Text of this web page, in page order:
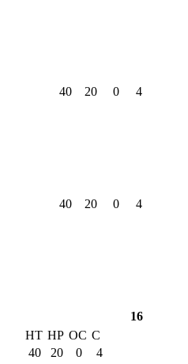
40 20 0 4
40 20 0 4
16
HT HP OC C
40 20 0 4